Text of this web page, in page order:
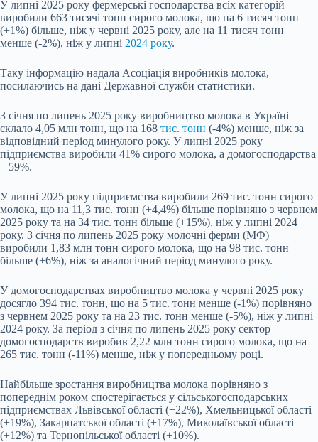
У липні 2025 року фермерські господарства всіх категорій
виробили 663 тисячі тонн сирого молока, що на 6 тисяч тонн
(+1%) більше, ніж у червні 2025 року, але на 11 тисяч тонн
менше (-2%), ніж у липні 2024 року.
Таку інформацію надала Асоціація виробників молока,
посилаючись на дані Державної служби статистики.
З січня по липень 2025 року виробництво молока в Україні
склало 4,05 млн тонн, що на 168 тис. тонн (-4%) менше, ніж за
відповідний період минулого року. У липні 2025 року
підприємства виробили 41% сирого молока, а домогосподарства
– 59%.
У липні 2025 року підприємства виробили 269 тис. тонн сирого
молока, що на 11,3 тис. тонн (+4,4%) більше порівняно з червнем
2025 року та на 34 тис. тонн більше (+15%), ніж у липні 2024
року. З січня по липень 2025 року молочні ферми (МФ)
виробили 1,83 млн тонн сирого молока, що на 98 тис. тонн
більше (+6%), ніж за аналогічний період минулого року.
У домогосподарствах виробництво молока у червні 2025 року
досягло 394 тис. тонн, що на 5 тис. тонн менше (-1%) порівняно
з червнем 2025 року та на 23 тис. тонн менше (-5%), ніж у липні
2024 року. За період з січня по липень 2025 року сектор
домогосподарств виробив 2,22 млн тонн сирого молока, що на
265 тис. тонн (-11%) менше, ніж у попередньому році.
Найбільше зростання виробництва молока порівняно з
попереднім роком спостерігається у сільськогосподарських
підприємствах Львівської області (+22%), Хмельницької області
(+19%), Закарпатської області (+17%), Миколаївської області
(+12%) та Тернопільської області (+10%).